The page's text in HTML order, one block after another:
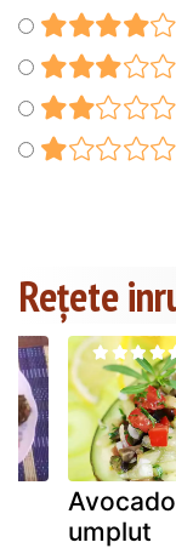
Rețete
Avocado
umplut